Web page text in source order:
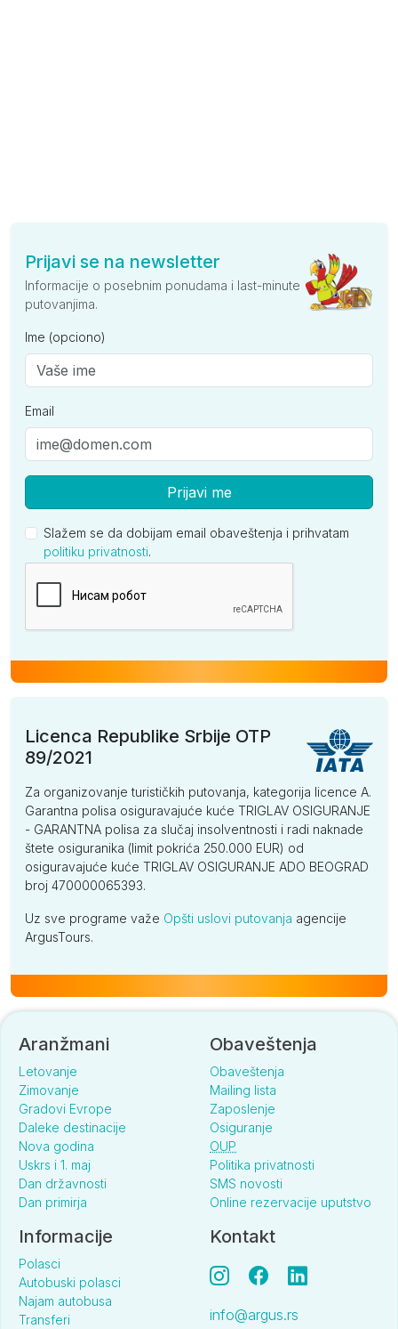
Prijavi se na newsletter
Informacije o posebnim ponudama i last-minute
putovanjima.
Ime (opciono)
Email
Prijavi me
Slažem se da dobijam email obaveštenja i prihvatam
politiku privatnosti.
Licenca Republike Srbije OTP
89/2021
Za organizovanje turističkih putovanja, kategorija licence A.
Garantna polisa osiguravajuće kuće TRIGLAV OSIGURANJE
- GARANTNA polisa za slučaj insolventnosti i radi naknade
štete osiguranika (limit pokrića 250.000 EUR) od
osiguravajuće kuće TRIGLAV OSIGURANJE ADO BEOGRAD
broj 470000065393.
Uz sve programe važe Opšti uslovi putovanja agencije
ArgusTours.
Aranžmani
Letovanje
Zimovanje
Gradovi Evrope
Daleke destinacije
Nova godina
Uskrs i 1. maj
Dan državnosti
Dan primirja
Obaveštenja
Obaveštenja
Mailing lista
Zaposlenje
Osiguranje
OUP
Politika privatnosti
SMS novosti
Online rezervacije uputstvo
Informacije
Polasci
Autobuski polasci
Najam autobusa
Transferi
Kontakt
info@argus.rs